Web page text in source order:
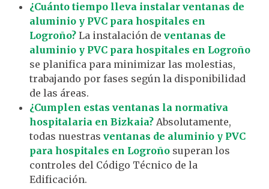
¿Cuánto tiempo lleva instalar ventanas de
aluminio y PVC para hospitales en
Logroño? La instalación de ventanas de
aluminio y PVC para hospitales en Logroño
se planifica para minimizar las molestias,
trabajando por fases según la disponibilidad
de las áreas.
¿Cumplen estas ventanas la normativa
hospitalaria en Bizkaia? Absolutamente,
todas nuestras ventanas de aluminio y PVC
para hospitales en Logroño superan los
controles del Código Técnico de la
Edificación.